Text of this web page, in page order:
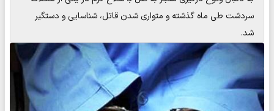
سردشت طی ماه گذشته و متواری شدن قاتل، شناسایی و دستگیر
شد.